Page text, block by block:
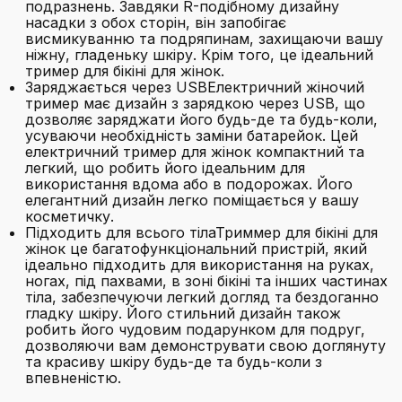
подразнень. Завдяки R-подібному дизайну
насадки з обох сторін, він запобігає
висмикуванню та подряпинам, захищаючи вашу
ніжну, гладеньку шкіру. Крім того, це ідеальний
тример для бікіні для жінок.
Заряджається через USBЕлектричний жіночий
тример має дизайн з зарядкою через USB, що
дозволяє заряджати його будь-де та будь-коли,
усуваючи необхідність заміни батарейок. Цей
електричний тример для жінок компактний та
легкий, що робить його ідеальним для
використання вдома або в подорожах. Його
елегантний дизайн легко поміщається у вашу
косметичку.
Підходить для всього тілаТриммер для бікіні для
жінок це багатофункціональний пристрій, який
ідеально підходить для використання на руках,
ногах, під пахвами, в зоні бікіні та інших частинах
тіла, забезпечуючи легкий догляд та бездоганно
гладку шкіру. Його стильний дизайн також
робить його чудовим подарунком для подруг,
дозволяючи вам демонструвати свою доглянуту
та красиву шкіру будь-де та будь-коли з
впевненістю.